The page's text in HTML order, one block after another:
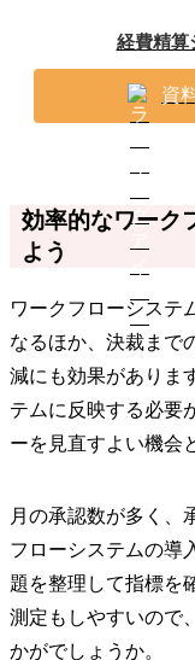
経費精算
資
効率的なワーク
よう
ワークフローシステ
なるほか、決裁まで
減にも効果がありま
テムに反映する必要
ーを見直すよい機会
月の承認数が多く、
フローシステムの導
題を整理して指標を
測定もしやすいので
かがでしょうか。